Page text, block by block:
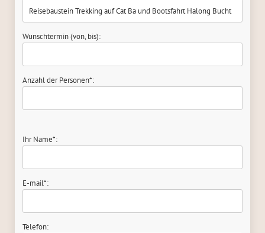
Wunschtermin (von, bis):
Anzahl der Personen*:
Ihr Name*:
E-mail*:
Telefon: